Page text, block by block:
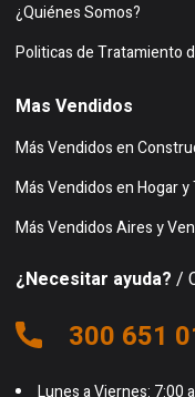
¿Quiénes Somos?
Politicas de Tratamiento
Mas Vendidos
Más Vendidos en
Más Vendidos en Hogar
Más Vendidos Aires y
¿Necesitar ayuda? /
300 651
Lunes a Viernes: 7:00